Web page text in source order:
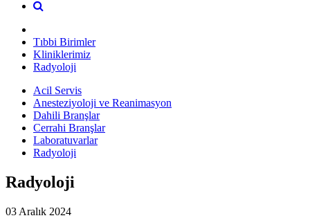
Tıbbi Birimler
Kliniklerimiz
Radyoloji
Acil Servis
Anesteziyoloji ve Reanimasyon
Dahili Branşlar
Cerrahi Branşlar
Laboratuvarlar
Radyoloji
Radyoloji
03 Aralık 2024